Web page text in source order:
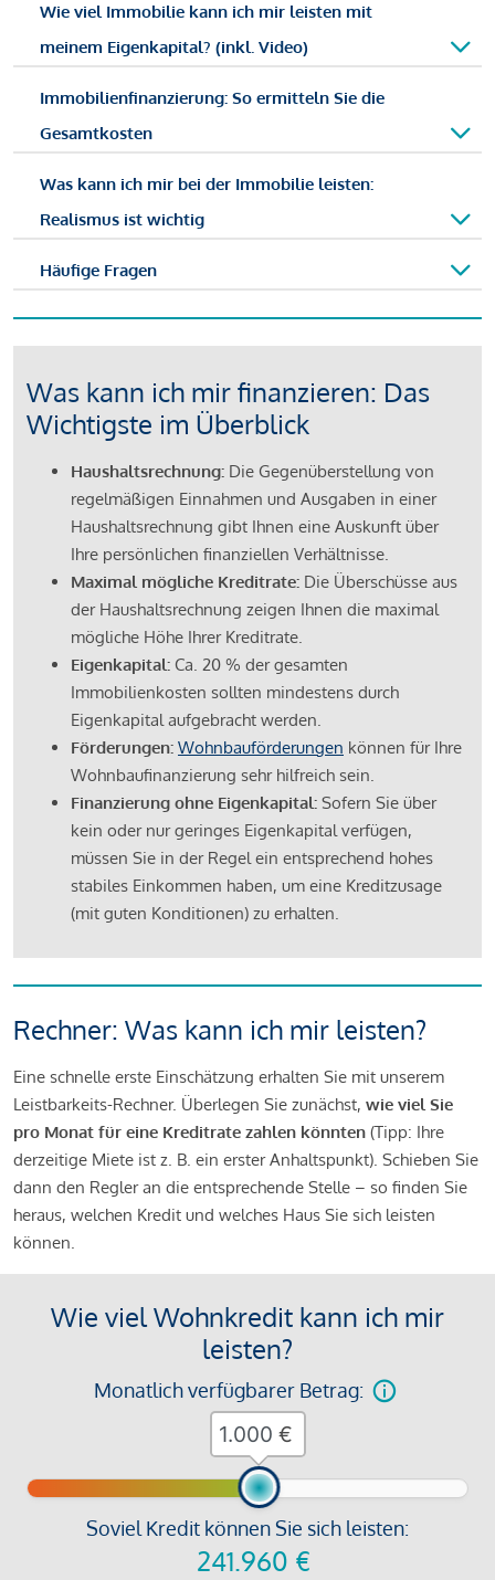
Wie viel Immobilie kann ich mir leisten mit
meinem Eigenkapital? (inkl. Video)
Immobilienfinanzierung: So ermitteln Sie die
Gesamtkosten
Was kann ich mir bei der Immobilie leisten:
Realismus ist wichtig
Häufige Fragen
Was kann ich mir finanzieren: Das
Wichtigste im Überblick
Haushaltsrechnung: Die Gegenüberstellung von
regelmäßigen Einnahmen und Ausgaben in einer
Haushaltsrechnung gibt Ihnen eine Auskunft über
Ihre persönlichen finanziellen Verhältnisse.
Maximal mögliche Kreditrate: Die Überschüsse aus
der Haushaltsrechnung zeigen Ihnen die maximal
mögliche Höhe Ihrer Kreditrate.
Eigenkapital: Ca. 20 % der gesamten
Immobilienkosten sollten mindestens durch
Eigenkapital aufgebracht werden.
Förderungen: Wohnbauförderungen können für Ihre
Wohnbaufinanzierung sehr hilfreich sein.
Finanzierung ohne Eigenkapital: Sofern Sie über
kein oder nur geringes Eigenkapital verfügen,
müssen Sie in der Regel ein entsprechend hohes
stabiles Einkommen haben, um eine Kreditzusage
(mit guten Konditionen) zu erhalten.
Rechner: Was kann ich mir leisten?
Eine schnelle erste Einschätzung erhalten Sie mit unserem
Leistbarkeits-Rechner. Überlegen Sie zunächst, wie viel Sie
pro Monat für eine Kreditrate zahlen könnten (Tipp: Ihre
derzeitige Miete ist z. B. ein erster Anhaltspunkt). Schieben Sie
dann den Regler an die entsprechende Stelle – so finden Sie
heraus, welchen Kredit und welches Haus Sie sich leisten
können.
Wie viel Wohnkredit kann ich mir
leisten?
Monatlich verfügbarer Betrag:
Soviel Kredit können Sie sich leisten:
241.960 €
€